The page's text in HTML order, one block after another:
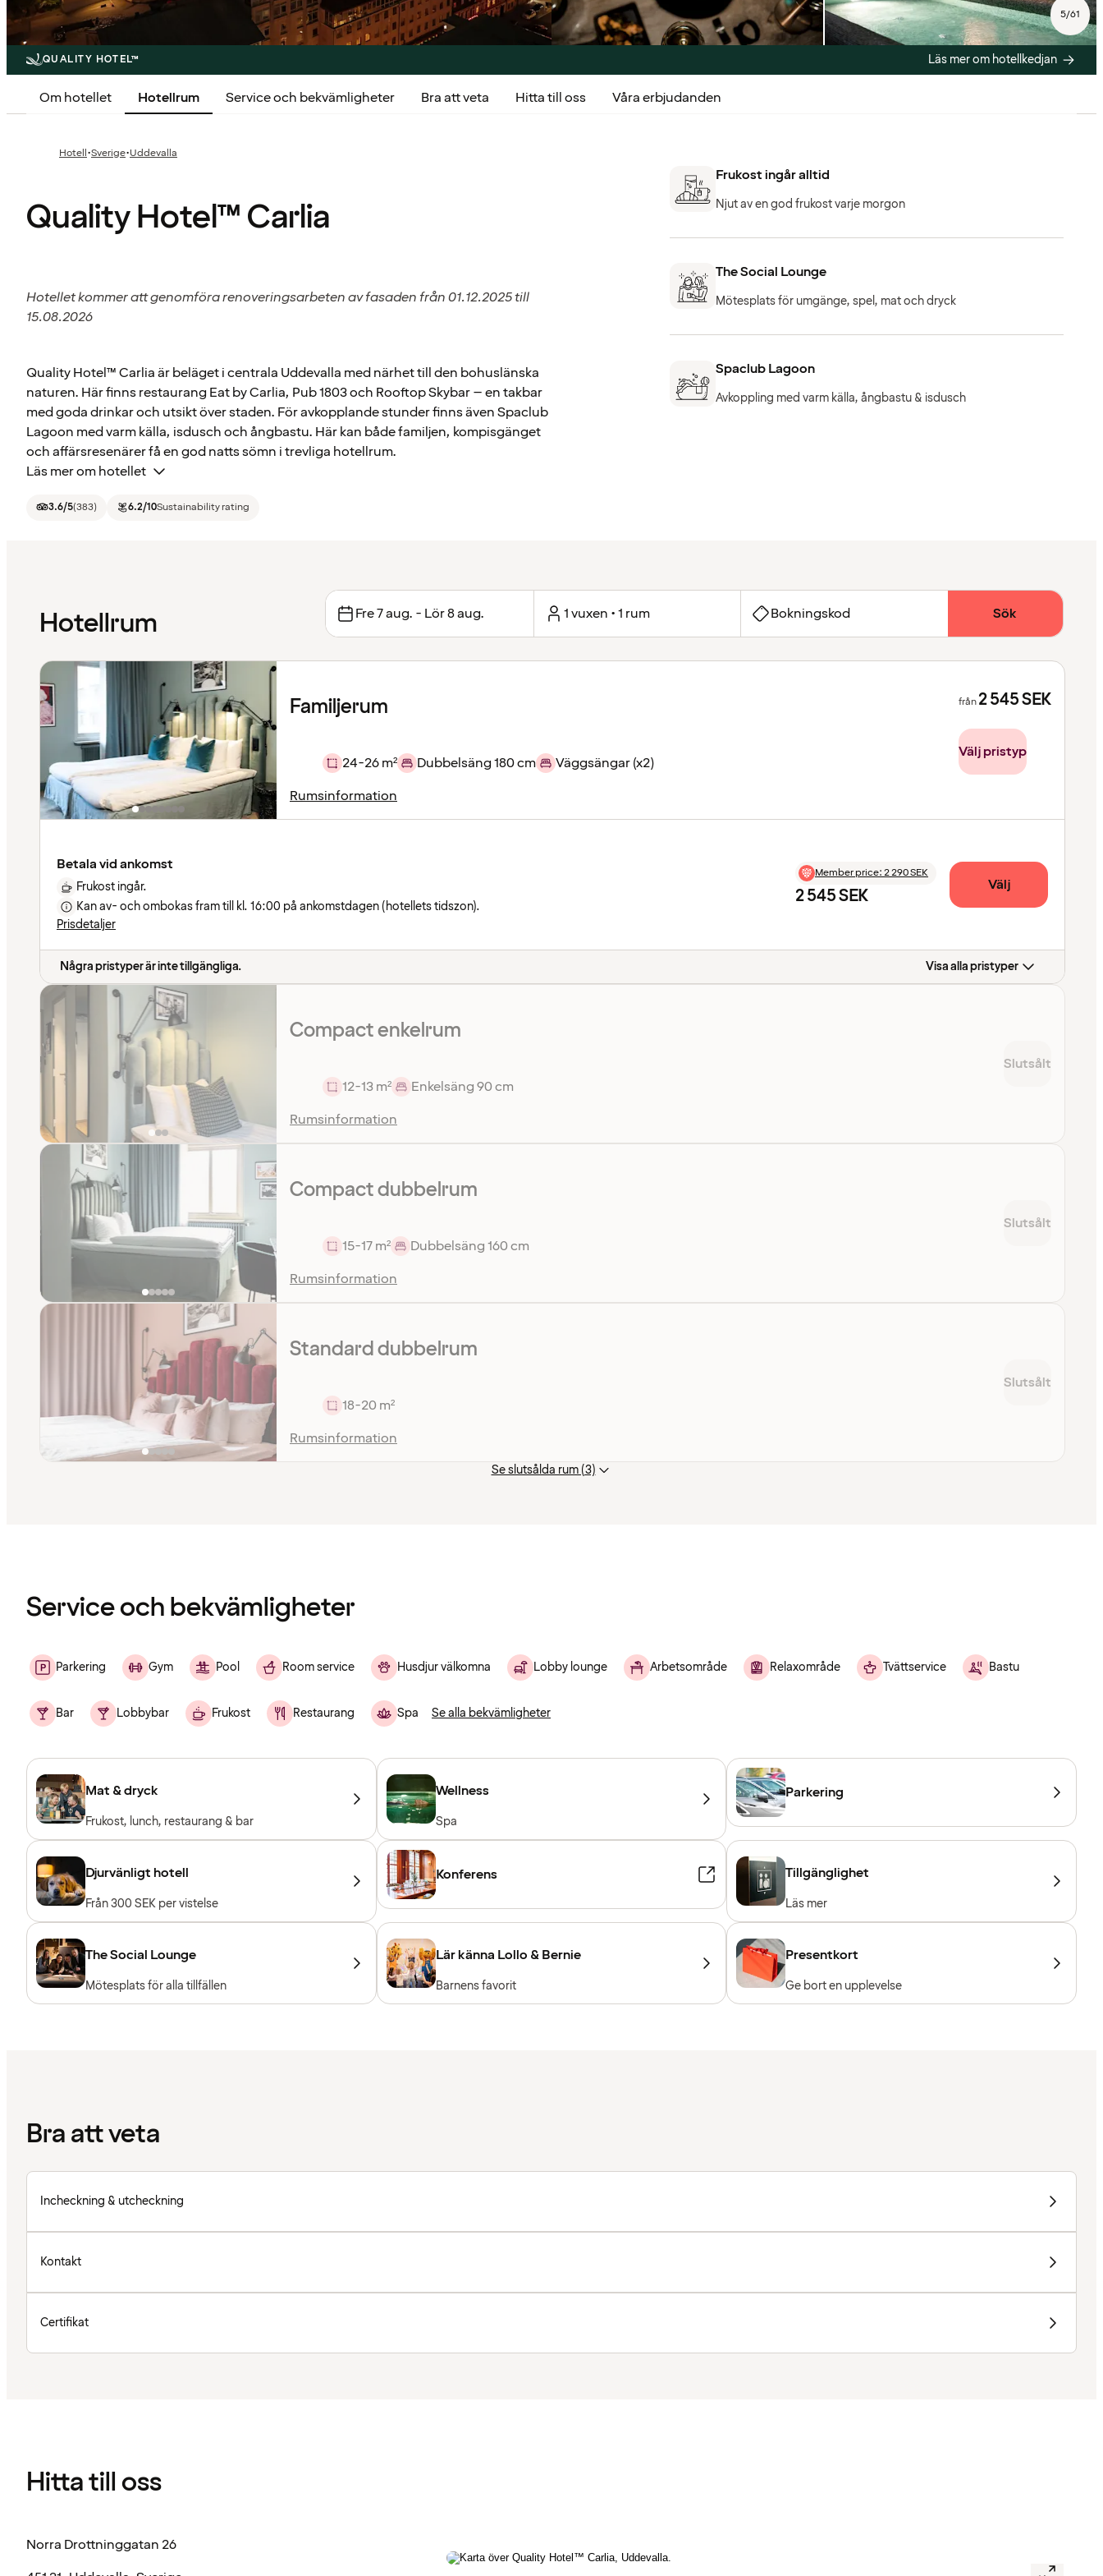
5/61
QUALITY HOTEL™ Läs mer om hotellkedjan
Om hotellet Hotellrum Service och bekvämligheter Bra att veta Hitta till oss Våra erbjudanden
Hotell·Sverige·Uddevalla
Quality Hotel™ Carlia
Hotellet kommer att genomföra renoveringsarbeten av fasaden från 01.12.2025 till
15.08.2026
Quality Hotel™ Carlia är beläget i centrala Uddevalla med närhet till den bohuslänska
naturen. Här finns restaurang Eat by Carlia, Pub 1803 och Rooftop Skybar – en takbar
med goda drinkar och utsikt över staden. För avkopplande stunder finns även Spaclub
Lagoon med varm källa, isdusch och ångbastu. Här kan både familjen, kompisgänget
och affärsresenärer få en god natts sömn i trevliga hotellrum.
Läs mer om hotellet
3.6/5(383) 6.2/10Sustainability rating
Frukost ingår alltid
Njut av en god frukost varje morgon
The Social Lounge
Mötesplats för umgänge, spel, mat och dryck
Spaclub Lagoon
Avkoppling med varm källa, ångbastu & isdusch
Hotellrum Fre 7 aug. - Lör 8 aug. 1 vuxen • 1 rum Bokningskod Sök
Familjerum
24-26 m² Dubbelsäng 180 cm
Väggsängar (x2)
Rumsinformation
från2 545SEK
Välj pristyp
Betala vid ankomst Member price:2 290 SEK
2 545 SEK Välj
Frukost ingår.
Kan av- och ombokas fram till kl. 16:00 på ankomstdagen (hotellets tidszon).
Prisdetaljer
Några pristyper är inte tillgängliga. Visa alla pristyper
Compact enkelrum
12-13 m²
Enkelsäng 90 cm
Rumsinformation
Slutsålt
Compact dubbelrum
15-17 m²
Dubbelsäng 160 cm
Rumsinformation
Slutsålt
Standard dubbelrum
18-20 m²
Rumsinformation
Slutsålt
Se slutsålda rum (3)
Service och bekvämligheter
Parkering Gym Pool Room service Husdjur välkomna Lobby lounge Arbetsområde Relaxområde Tvättservice Bastu
Bar Lobbybar Frukost Restaurang Spa Se alla bekvämligheter
Mat & dryck
Frukost, lunch, restaurang & bar
Wellness
Spa
Parkering
Djurvänligt hotell
Från 300 SEK per vistelse
Konferens Tillgänglighet
Läs mer
The Social Lounge
Mötesplats för alla tillfällen
Lär känna Lollo & Bernie
Barnens favorit
Presentkort
Ge bort en upplevelse
Bra att veta
Incheckning & utcheckning
Kontakt
Certifikat
Hitta till oss
Norra Drottninggatan 26